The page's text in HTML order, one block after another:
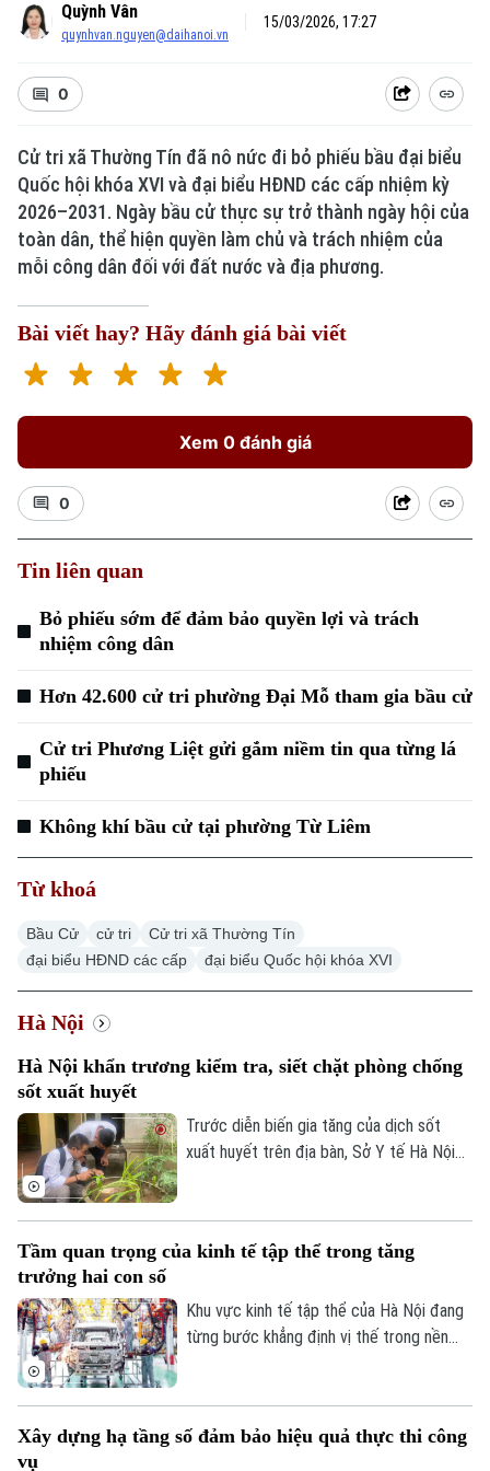
Quỳnh Vân
quynhvan.nguyen@daihanoi.vn
15/03/2026, 17:27
0
Cử tri xã Thường Tín đã nô nức đi bỏ phiếu bầu đại biểu
Quốc hội khóa XVI và đại biểu HĐND các cấp nhiệm kỳ
2026–2031. Ngày bầu cử thực sự trở thành ngày hội của
toàn dân, thể hiện quyền làm chủ và trách nhiệm của
mỗi công dân đối với đất nước và địa phương.
Bài viết hay? Hãy đánh giá bài viết
Xem 0 đánh giá
0
Tin liên quan
Bỏ phiếu sớm để đảm bảo quyền lợi và trách
nhiệm công dân
Hơn 42.600 cử tri phường Đại Mỗ tham gia bầu cử
Cử tri Phương Liệt gửi gắm niềm tin qua từng lá
phiếu
Không khí bầu cử tại phường Từ Liêm
Từ khoá
Bầu Cử cử tri
Cử tri xã Thường Tín
đại biểu HĐND các cấp
đại biểu Quốc hội khóa XVI
Hà Nội
Hà Nội khẩn trương kiểm tra, siết chặt phòng chống
sốt xuất huyết
Trước diễn biến gia tăng của dịch sốt
xuất huyết trên địa bàn, Sở Y tế Hà Nội
sẽ thành lập các đoàn kiểm tra, giám sát
phường.
Tầm quan trọng của kinh tế tập thể trong tăng
trưởng hai con số
Khu vực kinh tế tập thể của Hà Nội đang
từng bước khẳng định vị thế trong nền
thôn và thúc đẩy tiêu dùng. Đặc biệt, để
Xây dựng hạ tầng số đảm bảo hiệu quả thực thi công
vụ